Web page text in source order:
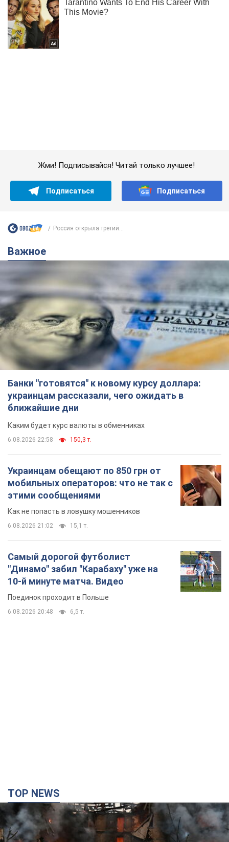
Банки "готовятся" к новому курсу доллара:
украинцам рассказали, чего ожидать в
ближайшие дни
Каким будет курс валюты в обменниках
6.08.2026 22:58 150,3 т.
Украинцам обещают по 850 грн от
мобильных операторов: что не так с
этими сообщениями
Как не попасть в ловушку мошенников
6.08.2026 21:02 15,1 т.
Самый дорогой футболист
"Динамо" забил "Карабаху" уже на
10-й минуте матча. Видео
Поединок проходит в Польше
6.08.2026 20:48 6,5 т.
Кремль "сжигает" последние запасы
баллистики в Украине: что будет далее?